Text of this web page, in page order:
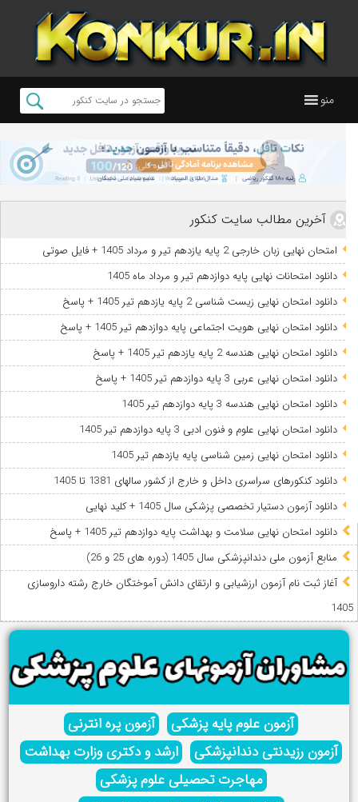
منو
آخرین مطالب سایت کنکور
امتحان نهایی زبان خارجی 2 پایه یازدهم تیر و مرداد 1405 + فایل صوتی
دانلود امتحانات نهایی پایه دوازدهم تیر و مرداد ماه 1405
دانلود امتحان نهایی زیست شناسی 2 پایه یازدهم تیر 1405 + پاسخ
دانلود امتحان نهایی هویت اجتماعی پایه دوازدهم تیر 1405 + پاسخ
دانلود امتحان نهایی هندسه 2 پایه یازدهم تیر 1405 + پاسخ
دانلود امتحان نهایی عربی 3 پایه دوازدهم تیر 1405 + پاسخ
دانلود امتحان نهایی هندسه 3 پایه دوازدهم تیر 1405
دانلود امتحان نهایی علوم و فنون ادبی 3 پایه دوازدهم تیر 1405
دانلود امتحان نهایی زمین شناسی پایه یازدهم تیر 1405
دانلود کنکورهای سراسری داخل و خارج از کشور سالهای 1381 تا 1405
دانلود آزمون دستیار تخصصی پزشکی سال 1405 + کلید نهایی
دانلود امتحان نهایی سلامت و بهداشت پایه دوازدهم تیر 1405 + پاسخ
ﻣﻨﺎﺑﻊ آزﻣﻮن ﻣﻠﯽ دندانپزشکی سال 1405 (دوره های 25 و 26)
آغاز ثبت نام آزمون‌ ارزشیابی و ارتقای دانش آموختگان خارج رشته داروسازی
1405
آزمون علوم پایه پزشکی
آزمون پره انترنی
آزمون رزیدنتی دندانپزشکی
ارشد و دکتری وزارت بهداشت
مهاجرت تحصیلی علوم پزشکی